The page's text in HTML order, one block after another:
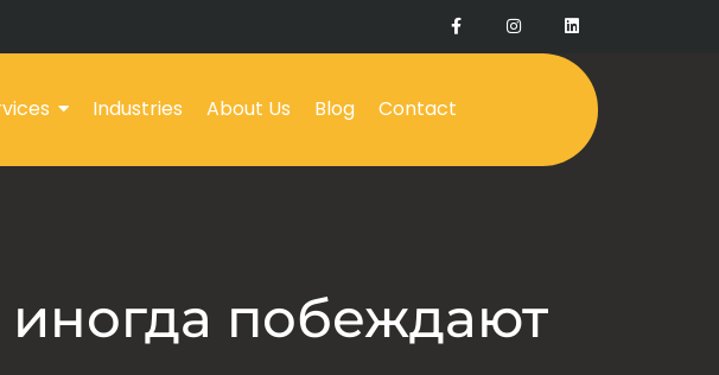
Industries About Us Blog Contact
иногда побеждают